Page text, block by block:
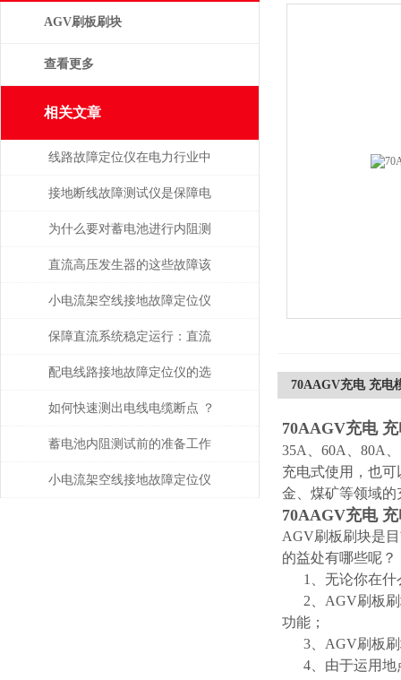
AGV刷板刷块
查看更多
相关文章
线路故障定位仪在电力行业中
的重要性和广泛应用
接地断线故障测试仪是保障电
力系统安全运行的重要工具
为什么要对蓄电池进行内阻测
试？
直流高压发生器的这些故障该
如何检查与处理
小电流架空线接地故障定位仪
提高了整个电力系统的稳定性
和可靠性
保障直流系统稳定运行：直流
接地故障测试仪的运维应用价
值
配电线路接地故障定位仪的选
购要领
如何快速测出电线电缆断点 ？
蓄电池内阻测试前的准备工作
都有哪些？
小电流架空线接地故障定位仪
70AAGV充电 充电
70AAGV充电
35A、60A、80A
充电式使用，也
金、煤矿等领域的
70AAGV充电
AGV刷板刷块是
的益处有哪些呢？
1、无论你在什
2、AGV刷板刷
功能；
3、AGV刷板刷
4、由于运用地